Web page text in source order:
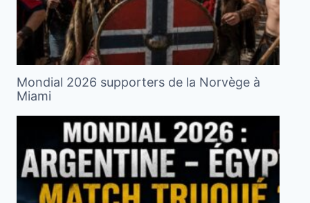
Mondial 2026 supporters de la Norvège à
Miami